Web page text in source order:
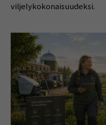
viljelykokonaisuudeksi.